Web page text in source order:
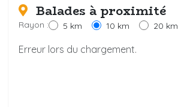
Balades à proximité
Rayon : 5 km 10 km 20 km
Erreur lors du chargement.